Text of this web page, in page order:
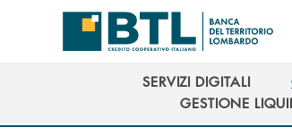
Salta al contenuto principale
SERVIZI DIGITALI
SERVIZI DIGITALI
GESTIONE
GESTIONE